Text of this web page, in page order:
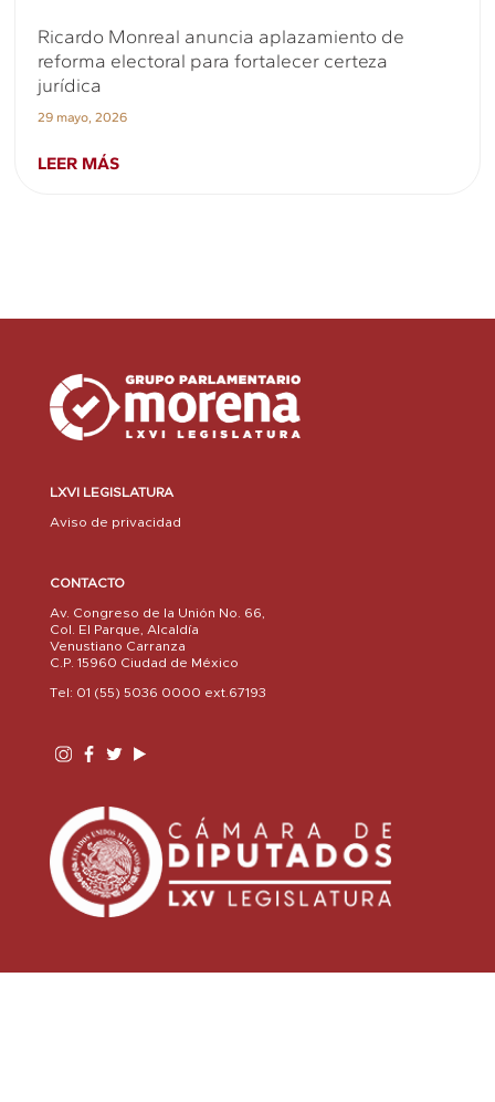
Ricardo Monreal anuncia aplazamiento de
reforma electoral para fortalecer certeza
jurídica
29 mayo, 2026
LEER MÁS
LXVI LEGISLATURA
Aviso de privacidad
CONTACTO
Av. Congreso de la Unión No. 66,
Col. El Parque, Alcaldía
Venustiano Carranza
C.P. 15960 Ciudad de México
Tel: 01 (55) 5036 0000 ext.67193